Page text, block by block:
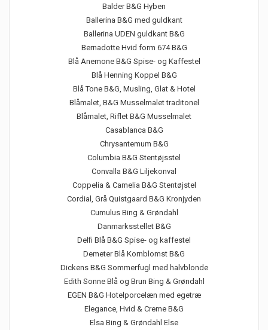
Balder B&G Hyben
Ballerina B&G med guldkant
Ballerina UDEN guldkant B&G
Bernadotte Hvid form 674 B&G
Blå Anemone B&G Spise- og Kaffestel
Blå Henning Koppel B&G
Blå Tone B&G, Musling, Glat & Hotel
Blåmalet, B&G Musselmalet traditonel
Blåmalet, Riflet B&G Musselmalet
Casablanca B&G
Chrysantemum B&G
Columbia B&G Stentøjsstel
Convalla B&G Liljekonval
Coppelia & Camelia B&G Stentøjstel
Cordial, Grå Quistgaard B&G Kronjyden
Cumulus Bing & Grøndahl
Danmarksstellet B&G
Delfi Blå B&G Spise- og kaffestel
Demeter Blå Kornblomst B&G
Dickens B&G Sommerfugl med halvblonde
Edith Sonne Blå og Brun Bing & Grøndahl
EGEN B&G Hotelporcelæn med egetræ
Elegance, Hvid & Creme B&G
Elsa Bing & Grøndahl Else